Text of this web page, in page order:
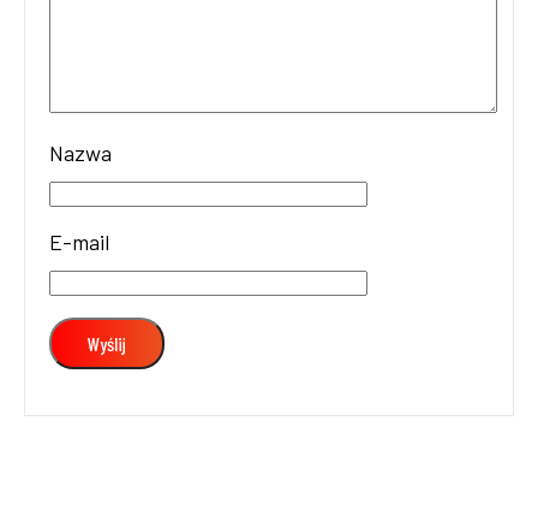
Nazwa
E-mail